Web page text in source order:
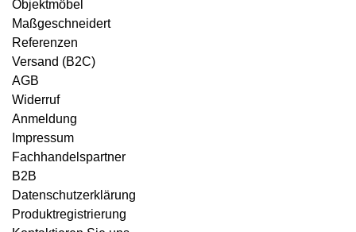
Objektmöbel
Maßgeschneidert
Referenzen
Versand (B2C)
AGB
Widerruf
Anmeldung
Impressum
Fachhandelspartner
B2B
Datenschutzerklärung
Produktregistrierung